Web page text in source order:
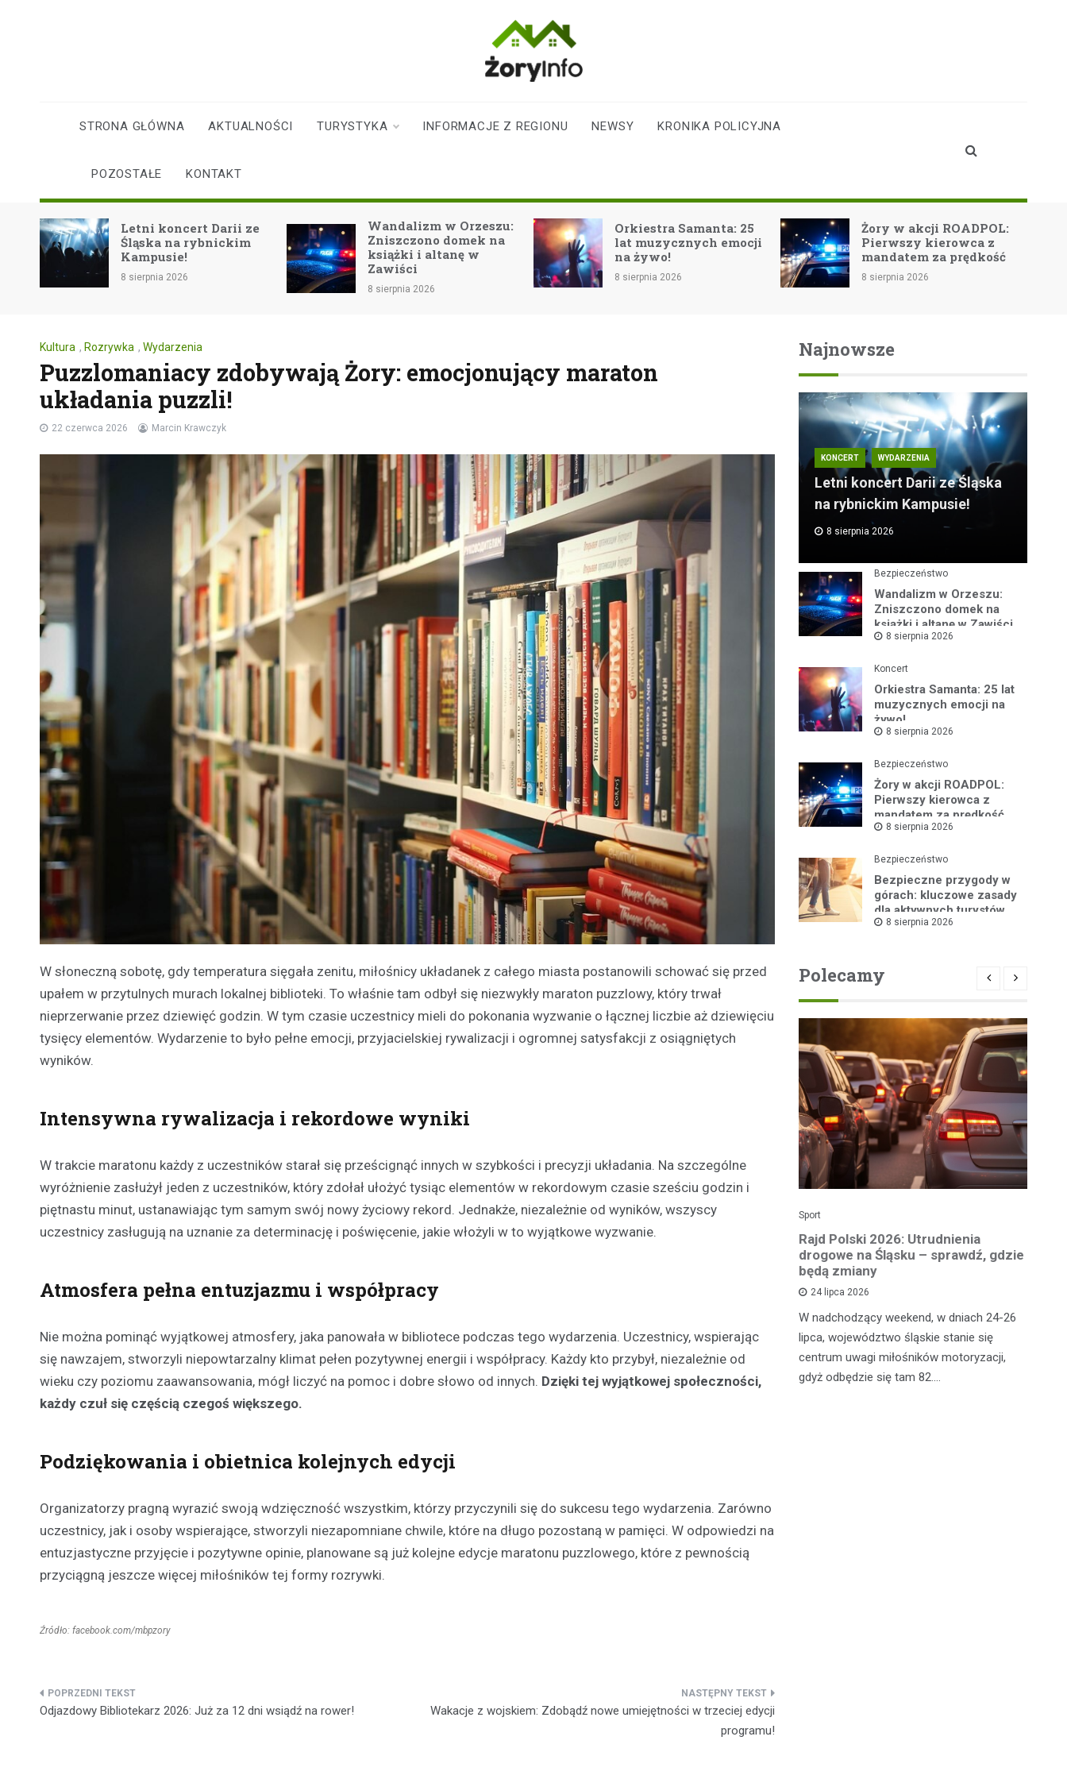
mieszkańców
Żor
STRONA GŁÓWNA AKTUALNOŚCI TURYSTYKA INFORMACJE Z REGIONU NEWSY KRONIKA POLICYJNA
POZOSTAŁE KONTAKT
koncert Darii ze
na rybnickim
sierpnia 2026
Wandalizm w Orzeszu:
Zniszczono domek na
książki i altanę w
Zawiści
8 sierpnia 2026
Orkiestra Samanta: 25
lat muzycznych emocji
na żywo!
8 sierpnia 2026
Żory w akcji ROADPOL:
Pierwszy kierowca z
mandatem za prędkość
8 sierpnia 2026
Bezpieczne
górach:
zasady dla
Kultura , Rozrywka , Wydarzenia
Puzzlomaniacy zdobywają Żory: emocjonujący maraton
układania puzzli!
22 czerwca 2026 Marcin Krawczyk
W słoneczną sobotę, gdy temperatura sięgała zenitu, miłośnicy układanek z całego miasta postanowili schować się przed
upałem w przytulnych murach lokalnej biblioteki. To właśnie tam odbył się niezwykły maraton puzzlowy, który trwał
nieprzerwanie przez dziewięć godzin. W tym czasie uczestnicy mieli do pokonania wyzwanie o łącznej liczbie aż dziewięciu
tysięcy elementów. Wydarzenie to było pełne emocji, przyjacielskiej rywalizacji i ogromnej satysfakcji z osiągniętych
wyników.
Intensywna rywalizacja i rekordowe wyniki
W trakcie maratonu każdy z uczestników starał się prześcignąć innych w szybkości i precyzji układania. Na szczególne
wyróżnienie zasłużył jeden z uczestników, który zdołał ułożyć tysiąc elementów w rekordowym czasie sześciu godzin i
piętnastu minut, ustanawiając tym samym swój nowy życiowy rekord. Jednakże, niezależnie od wyników, wszyscy
uczestnicy zasługują na uznanie za determinację i poświęcenie, jakie włożyli w to wyjątkowe wyzwanie.
Atmosfera pełna entuzjazmu i współpracy
Nie można pominąć wyjątkowej atmosfery, jaka panowała w bibliotece podczas tego wydarzenia. Uczestnicy, wspierając
się nawzajem, stworzyli niepowtarzalny klimat pełen pozytywnej energii i współpracy. Każdy kto przybył, niezależnie od
wieku czy poziomu zaawansowania, mógł liczyć na pomoc i dobre słowo od innych. Dzięki tej wyjątkowej społeczności,
każdy czuł się częścią czegoś większego.
Podziękowania i obietnica kolejnych edycji
Organizatorzy pragną wyrazić swoją wdzięczność wszystkim, którzy przyczynili się do sukcesu tego wydarzenia. Zarówno
uczestnicy, jak i osoby wspierające, stworzyli niezapomniane chwile, które na długo pozostaną w pamięci. W odpowiedzi na
entuzjastyczne przyjęcie i pozytywne opinie, planowane są już kolejne edycje maratonu puzzlowego, które z pewnością
przyciągną jeszcze więcej miłośników tej formy rozrywki.
Źródło: facebook.com/mbpzory
Nawigacja
Odjazdowy Bibliotekarz 2026: Już za 12 dni wsiądź na rower!
Wakacje z wojskiem: Zdobądź nowe umiejętności w trzeciej edycji
programu!
Najnowsze
KONCERT WYDARZENIA
Letni koncert Darii ze Śląska
na rybnickim Kampusie!
8 sierpnia 2026
Bezpieczeństwo
Wandalizm w Orzeszu:
Zniszczono domek na
książki i altanę w Zawiści
8 sierpnia 2026
Koncert
Orkiestra Samanta: 25 lat
muzycznych emocji na
żywo!
8 sierpnia 2026
Bezpieczeństwo
Żory w akcji ROADPOL:
Pierwszy kierowca z
mandatem za prędkość
8 sierpnia 2026
Bezpieczeństwo
Bezpieczne przygody w
górach: kluczowe zasady
dla aktywnych turystów
8 sierpnia 2026
Polecamy
Festyny
Festyn rodzinny w Moszczenicy:
Moszczenicy mieli okazję uczestniczyć w
niezwykłym wydarzeniu, które zakończyło
sezon sportowy w UKS Orzeł Moszczenica.
Sport
Rajd Polski 2026: Utrudnienia
drogowe na Śląsku – sprawdź, gdzie
będą zmiany
24 lipca 2026
W nadchodzący weekend, w dniach 24-26
lipca, województwo śląskie stanie się
centrum uwagi miłośników motoryzacji,
gdyż odbędzie się tam 82.…